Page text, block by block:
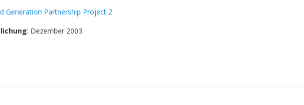
Generation Partnership Project 2
: Dezember 2003